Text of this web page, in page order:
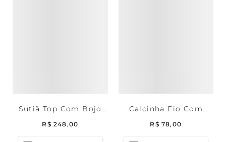
Sutiã Top Com Bojo
Removível Microfibra
Deep Brown
R$ 248,00
Calcinha Fio Com
Regulagem Microfibra
Deep Brown
R$ 78,00